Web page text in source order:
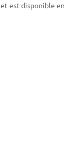
est disponible en